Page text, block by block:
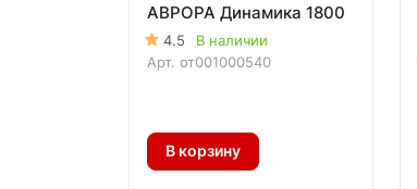
АВРОРА Динамика 1800
4.5
В наличии
Арт. от001000540
В корзину